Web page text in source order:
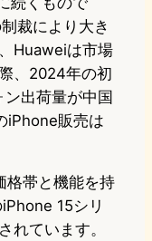
裁により大き
Huaweiは市場
、2024年の初
出荷量が中国
iPhone販売は
格帯と機能を持
15シリ
れています。